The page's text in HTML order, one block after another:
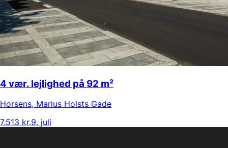
4 vær. lejlighed på 92 m²
Horsens, Marius Holsts Gade
7.513 kr.9. juli